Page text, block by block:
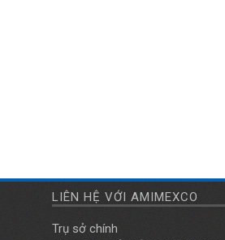
LIÊN HỆ VỚI AMIMEXCO
Trụ sở chính